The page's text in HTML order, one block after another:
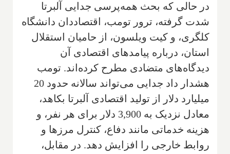
در حالی که بحث همه‌پرسی جدایی آلبرتا
شدت گرفته، ترور تومب، اقتصاددان دانشگاه
کلگری، و کیت ویلسون، از حامیان استقلال
استان، درباره پیامدهای اقتصادی آن
دیدگاه‌های متضادی مطرح کرده‌اند. تومب
هشدار داد جدایی می‌تواند سالانه حدود 20
میلیارد دلار از تولید اقتصادی آلبرتا بکاهد،
معادل نزدیک به 3,900 دلار برای هر نفر، و
هزینه خدماتی مانند دفاع، کنترل مرزها و
روابط خارجی را افزایش دهد. در مقابل،